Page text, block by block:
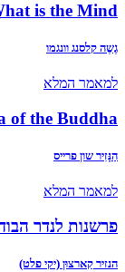
is the Mind
גֶשֶה קלסנג וונגמו
למאמר המלא
of the Buddha
הַנָּזִיר שון פרייס
למאמר המלא
פרשנות לנדר
הנזיר קַארצוּן (יקי פלט)